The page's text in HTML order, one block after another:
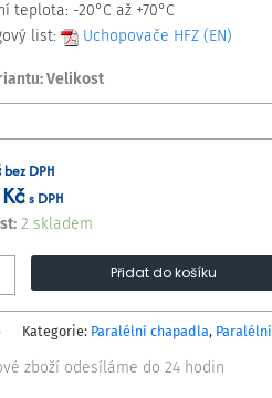
teplota: -20°C až +70°C
list:
Uchopovače HFZ (EN)
Velikost
bez DPH
Kč s DPH
2 skladem
Přidat do košíku
Kategorie: Paralélní chapadla,
zboží odesíláme do 24 hodin